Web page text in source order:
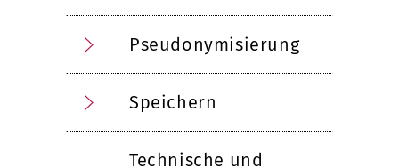
Pseudonymisierung
Speichern
Technische und